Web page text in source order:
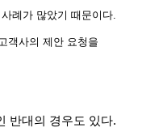
례가 많았기 때문이다
객사의 제안 요청을
반대의 경우도 있다.